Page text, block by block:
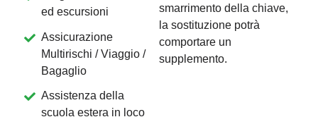
ed escursioni
Assicurazione
Multirischi / Viaggio /
Bagaglio
Assistenza della
scuola estera in loco
smarrimento della chiave,
la sostituzione potrà
comportare un
supplemento.